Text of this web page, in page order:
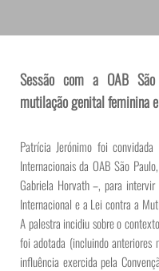
Sessão com a OAB
mutilação genital feminina
Patrícia Jerónimo foi
Internacionais da OAB São
Gabriela Horvath –, para
Internacional e a Lei contra a
A palestra incidiu sobre o
foi adotada (incluindo anteriores
influência exercida pela